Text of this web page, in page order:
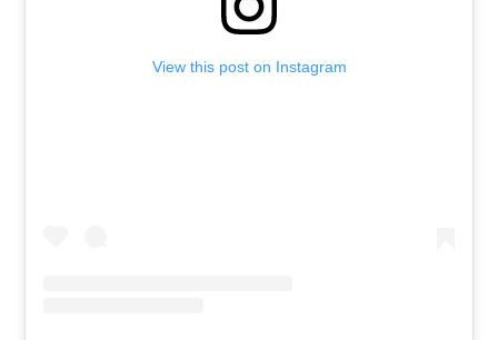
View this post on Instagram